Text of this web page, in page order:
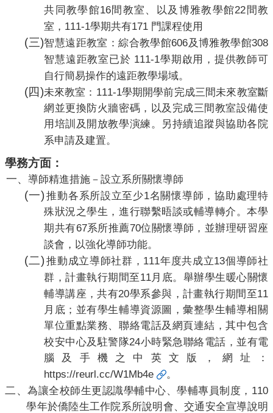
共同教學館16間教室、以及博雅教學館22 間教
室， 111-1學期共有171 門課程使用
(三)智慧遠距教室：綜合教學館606及博雅教學館308
智慧遠距教室已於 111-1學期啟用，提供教師可
自行簡易操作的遠距教學場域。
(四)未來教室： 111-1學期開學前完成三間未來教室斷
網並更換防火牆密碼，以及完成三間教室設備使
用培訓及開放教學演練。另持續追蹤與協助各院
系申請及建置。
學務方面：
一、 導師精進措施－設立系所關懷導師
(一) 推動各系所設立至少1名關懷導師，協助處理特
殊狀況之學生，進行聯繫晤談或輔導轉介。本學
期共有67系所推薦70位關懷導師，並辦理研習座
談會，以強化導師功能。
(二) 推動成立導師社群， 111年度共成立13個導師社
群，計畫執行期間至11月底。舉辦學生暖心關懷
輔導講座，共有20學系參與，計畫執行期間至11
月底；並有學生輔導資源圖，彙整學生輔導相關
單位重點業務、聯絡電話及網頁連結，其中包含
校安中心及駐警隊24小時緊急聯絡電話，並有電
腦及手機之中英文版，網址：
https://reurl.cc/W1Mb4e 。
二、為讓全校師生更認識學輔中心、學輔專員制度， 110
學年於僑陸生工作院系所說明會、交通安全宣導說明